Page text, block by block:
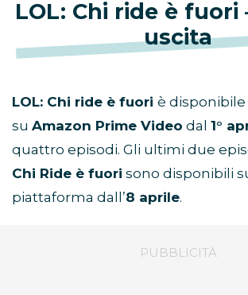
LOL: Chi ride è fuori
uscita
LOL: Chi ride è fuori è
su Amazon Prime Video dal 1°
quattro episodi. Gli ultimi due
Chi Ride è fuori sono disponibili
piattaforma dall’8 aprile.